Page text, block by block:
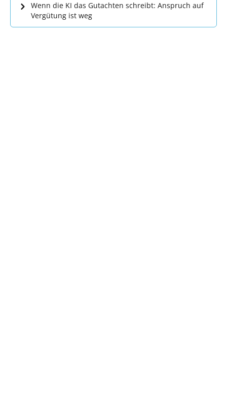
Wenn die KI das Gutachten schreibt: Anspruch auf
Vergütung ist weg